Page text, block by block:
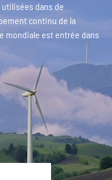
dans de
continu de la
mondiale est entrée dans